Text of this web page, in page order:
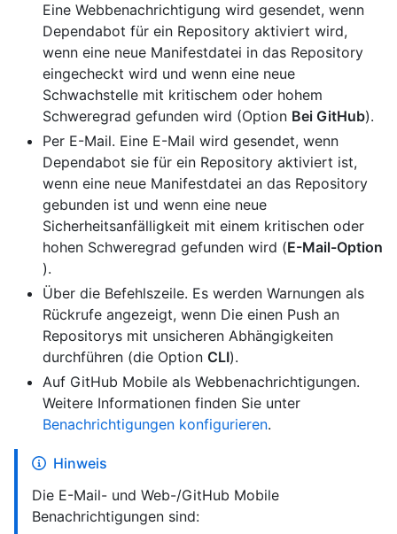
Eine Webbenachrichtigung wird gesendet, wenn
Dependabot für ein Repository aktiviert wird,
wenn eine neue Manifestdatei in das Repository
eingecheckt wird und wenn eine neue
Schwachstelle mit kritischem oder hohem
Schweregrad gefunden wird (Option Bei GitHub).
Per E-Mail. Eine E-Mail wird gesendet, wenn
Dependabot sie für ein Repository aktiviert ist,
wenn eine neue Manifestdatei an das Repository
gebunden ist und wenn eine neue
Sicherheitsanfälligkeit mit einem kritischen oder
hohen Schweregrad gefunden wird (E-Mail-Option
).
Über die Befehlszeile. Es werden Warnungen als
Rückrufe angezeigt, wenn Die einen Push an
Repositorys mit unsicheren Abhängigkeiten
durchführen (die Option CLI).
Auf GitHub Mobile als Webbenachrichtigungen.
Weitere Informationen finden Sie unter
Benachrichtigungen konfigurieren.
Hinweis
Die E-Mail- und Web-/GitHub Mobile
Benachrichtigungen sind: